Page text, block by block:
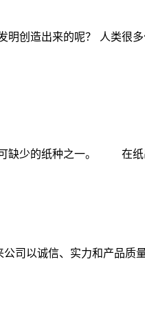
明创造出来的呢？ 人类很
缺少的纸种之一。 在纸
司以诚信、实力和产品质